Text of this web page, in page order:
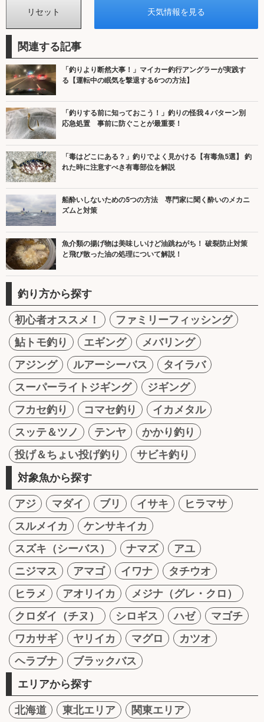
関連する記事
「釣りより断然大事！」マイカー釣行アングラーが実践す
る【運転中の眠気を撃退する6つの方法】
「釣りする前に知っておこう！」釣りの怪我４パターン別
応急処置 事前に防ぐことが最重要！
「毒はどこにある？」釣りでよく見かける【有毒魚5選】 釣
れた時に注意すべき有毒部位を解説
船酔いしないための5つの方法 専門家に聞く酔いのメカニ
ズムと対策
魚介類の揚げ物は美味しいけど油跳ねがち！ 破裂防止対策
と飛び散った油の処理について解説！
釣り方から探す
初心者オススメ！
ファミリーフィッシング
鮎トモ釣り
エギング
メバリング
アジング
ルアーシーバス
タイラバ
スーパーライトジギング
ジギング
フカセ釣り
コマセ釣り
イカメタル
スッテ＆ツノ
テンヤ
かかり釣り
投げ＆ちょい投げ釣り
サビキ釣り
対象魚から探す
アジ マダイ ブリ イサキ
ヒラマサ
スルメイカ
ケンサキイカ
スズキ（シーバス）
ナマズ
アユ
ニジマス
アマゴ イワナ
タチウオ
ヒラメ
アオリイカ
メジナ（グレ・クロ）
クロダイ（チヌ）
シロギス ハゼ
マゴチ
ワカサギ
ヤリイカ マグロ
カツオ
ヘラブナ
ブラックバス
エリアから探す
北海道 東北エリア 関東エリア